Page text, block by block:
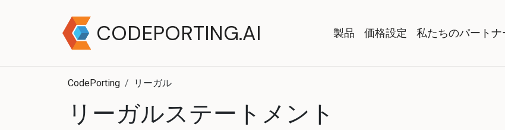
CODEPORTING.AI 製品 価格設定 私たちのパートナ
CodePorting リーガル
リーガルステートメント